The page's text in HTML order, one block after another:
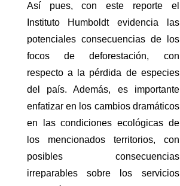
Así pues, con este reporte el
Instituto Humboldt evidencia las
potenciales consecuencias de los
focos de deforestación, con
respecto a la pérdida de especies
del país. Además, es importante
enfatizar en los cambios dramáticos
en las condiciones ecológicas de
los mencionados territorios, con
posibles consecuencias
irreparables sobre los servicios